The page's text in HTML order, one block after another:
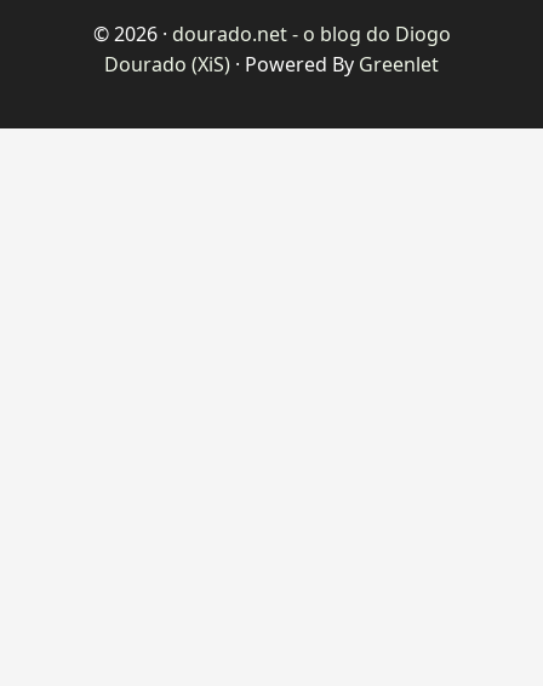
© 2026 · dourado.net - o blog do Diogo
Dourado (XiS) · Powered By Greenlet